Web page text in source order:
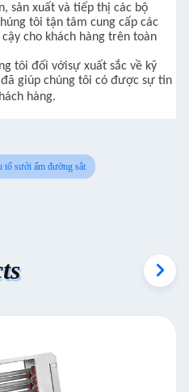
sản xuất và tiếp thị các bộ
tôi tận tâm cung cấp các
cho khách hàng trên toàn
tôi đối vớisự xuất sắc về kỹ
giúp chúng tôi có được sự tin
hàng.
tố sưởi ấm đường sắt